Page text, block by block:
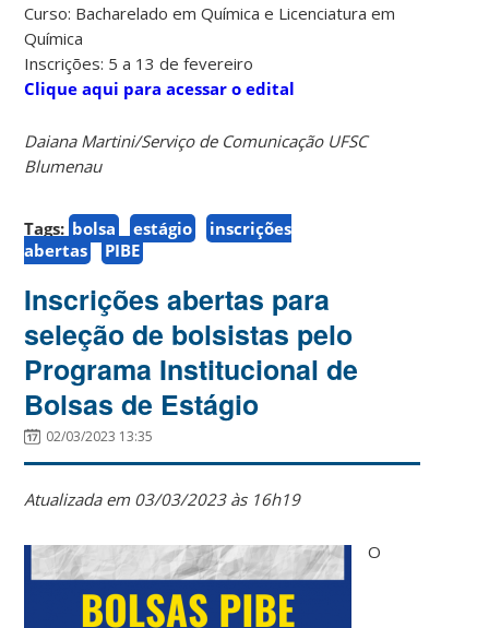
Curso: Bacharelado em Química e Licenciatura em
Química
Inscrições: 5 a 13 de fevereiro
Clique aqui para acessar o edital
Daiana Martini/Serviço de Comunicação UFSC
Blumenau
Tags: bolsa estágio
inscrições
abertas
PIBE
Inscrições abertas para
seleção de bolsistas pelo
Programa Institucional de
Bolsas de Estágio
02/03/2023 13:35
Atualizada em 03/03/2023 às 16h19
O